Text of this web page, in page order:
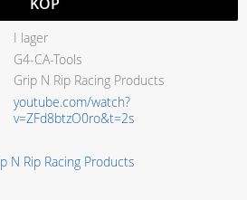
I lager
G4-CA-Tools
Grip N Rip Racing Products
youtube.com/watch?
v=ZFd8btzO0ro&t=2s
N Rip Racing Products